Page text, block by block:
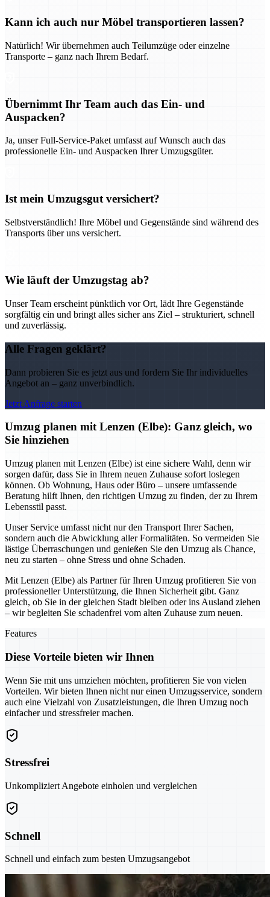
Kann ich auch nur Möbel transportieren lassen?
Natürlich! Wir übernehmen auch Teilumzüge oder einzelne
Transporte – ganz nach Ihrem Bedarf.
Übernimmt Ihr Team auch das Ein- und
Auspacken?
Ja, unser Full-Service-Paket umfasst auf Wunsch auch das
professionelle Ein- und Auspacken Ihrer Umzugsgüter.
Ist mein Umzugsgut versichert?
Selbstverständlich! Ihre Möbel und Gegenstände sind während des
Transports über uns versichert.
Wie läuft der Umzugstag ab?
Unser Team erscheint pünktlich vor Ort, lädt Ihre Gegenstände
sorgfältig ein und bringt alles sicher ans Ziel – strukturiert, schnell
und zuverlässig.
Alle Fragen geklärt?
Dann probieren Sie es jetzt aus und fordern Sie Ihr individuelles
Angebot an – ganz unverbindlich.
Jetzt Anfrage starten
Umzug planen mit Lenzen (Elbe): Ganz gleich, wo
Sie hinziehen
Umzug planen mit Lenzen (Elbe) ist eine sichere Wahl, denn wir
sorgen dafür, dass Sie in Ihrem neuen Zuhause sofort loslegen
können. Ob Wohnung, Haus oder Büro – unsere umfassende
Beratung hilft Ihnen, den richtigen Umzug zu finden, der zu Ihrem
Lebensstil passt.
Unser Service umfasst nicht nur den Transport Ihrer Sachen,
sondern auch die Abwicklung aller Formalitäten. So vermeiden Sie
lästige Überraschungen und genießen Sie den Umzug als Chance,
neu zu starten – ohne Stress und ohne Schaden.
Mit Lenzen (Elbe) als Partner für Ihren Umzug profitieren Sie von
professioneller Unterstützung, die Ihnen Sicherheit gibt. Ganz
gleich, ob Sie in der gleichen Stadt bleiben oder ins Ausland ziehen
– wir begleiten Sie schadenfrei vom alten Zuhause zum neuen.
Features
Diese Vorteile bieten wir Ihnen
Wenn Sie mit uns umziehen möchten, profitieren Sie von vielen
Vorteilen. Wir bieten Ihnen nicht nur einen Umzugsservice, sondern
auch eine Vielzahl von Zusatzleistungen, die Ihren Umzug noch
einfacher und stressfreier machen.
Stressfrei
Unkompliziert Angebote einholen und vergleichen
Schnell
Schnell und einfach zum besten Umzugsangebot